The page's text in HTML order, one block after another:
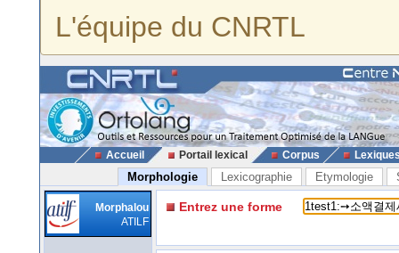
L'équipe du CNRTL
Accueil Portail lexical Corpus
Morphologie Lexicographie Etymologie
Morphalou
ATILF
Entrez une forme